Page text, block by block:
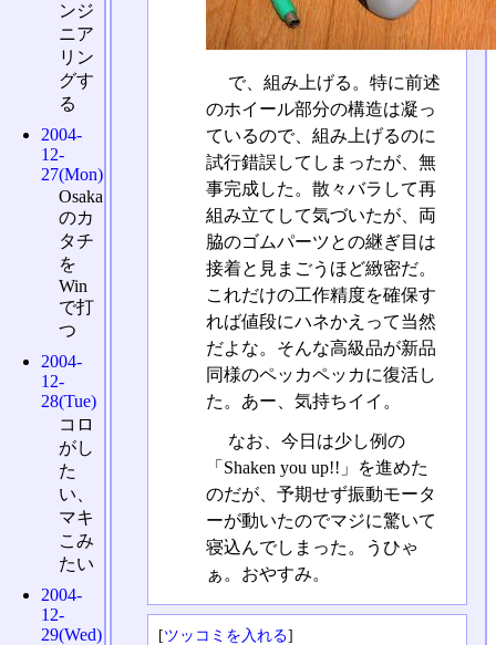
で、組み上げる。特に前述
のホイール部分の構造は凝っ
ているので、組み上げるのに
試行錯誤してしまったが、無
事完成した。散々バラして再
組み立てして気づいたが、両
脇のゴムパーツとの継ぎ目は
接着と見まごうほど緻密だ。
これだけの工作精度を確保す
れば値段にハネかえって当然
だよな。そんな高級品が新品
同様のペッカペッカに復活し
た。あー、気持ちイイ。
なお、今日は少し例の
「Shaken you up!!」を進めた
のだが、予期せず振動モータ
ーが動いたのでマジに驚いて
寝込んでしまった。うひゃ
ぁ。おやすみ。
[ツッコミを入れる]
ンジ
ニア
リン
グす
る
2004-
12-
27(Mon)
Osaka
のカ
タチ
を
Win
で打
つ
2004-
12-
28(Tue)
コロ
がし
た
い、
マキ
こみ
たい
2004-
12-
29(Wed)